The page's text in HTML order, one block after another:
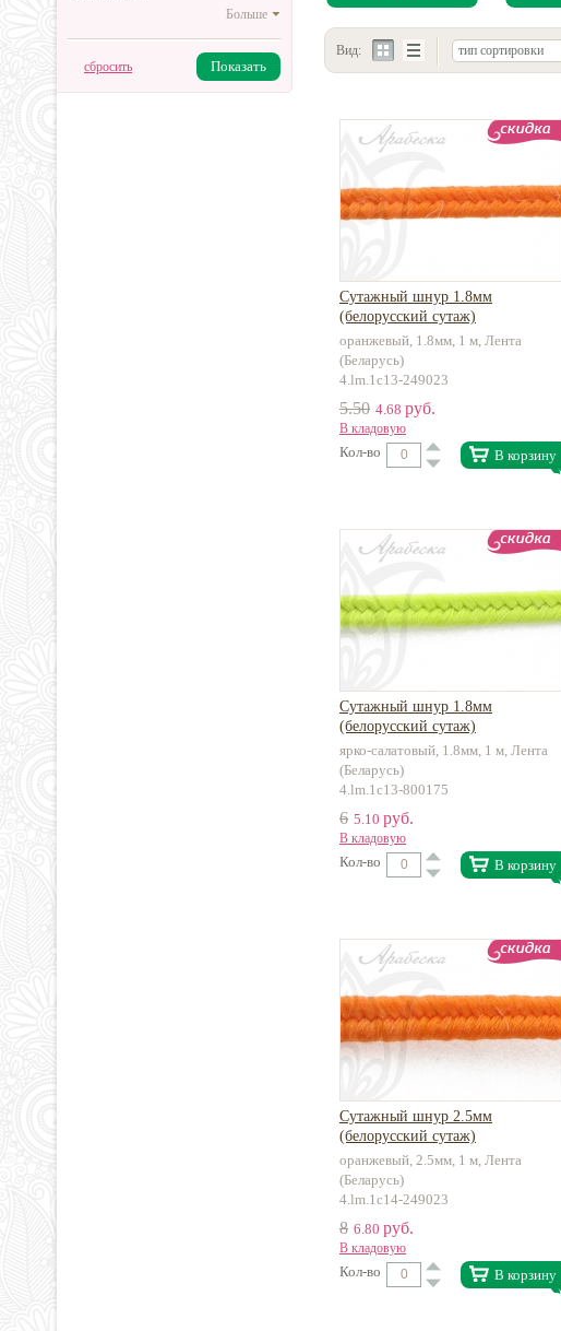
Больше
сбросить Показать
Вид: тип сортировки
Сутажный шнур 1.8мм
(белорусский сутаж)
оранжевый, 1.8мм, 1 м, Лента
(Беларусь)
4.lm.1c13-249023
5.50 4.68 руб.
В кладовую
Кол-во В корзину
Сутажный шнур 1.8мм
(белорусский сутаж)
ярко-салатовый, 1.8мм, 1 м, Лента
(Беларусь)
4.lm.1c13-800175
6 5.10 руб.
В кладовую
Кол-во В корзину
Сутажный шнур 2.5мм
(белорусский сутаж)
оранжевый, 2.5мм, 1 м, Лента
(Беларусь)
4.lm.1c14-249023
8 6.80 руб.
В кладовую
Кол-во В корзину